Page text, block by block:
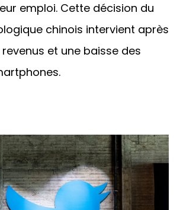
emploi. Cette décision du
chinois intervient après
et une baisse des